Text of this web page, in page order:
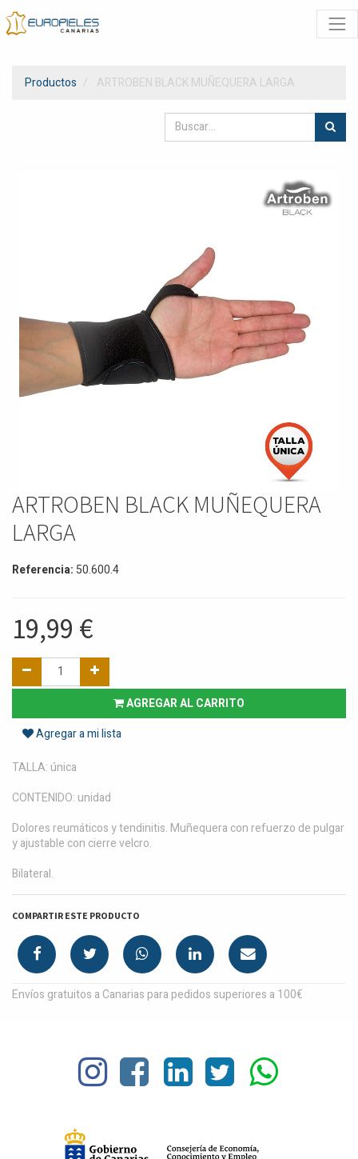
Productos ARTROBEN BLACK MUÑEQUERA LARGA
ARTROBEN BLACK MUÑEQUERA
LARGA
Referencia: 50.600.4
19,99 €
AGREGAR AL CARRITO
Agregar a mi lista
TALLA: única
CONTENIDO: unidad
Dolores reumáticos y tendinitis. Muñequera con refuerzo de pulgar
y ajustable con cierre velcro.
Bilateral.
COMPARTIR ESTE PRODUCTO
Envíos gratuitos a Canarias para pedidos superiores a 100€